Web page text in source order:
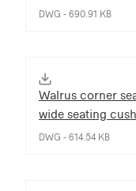
DWG - 690.91 KB
Walrus corner
wide seating
DWG - 614.54 KB